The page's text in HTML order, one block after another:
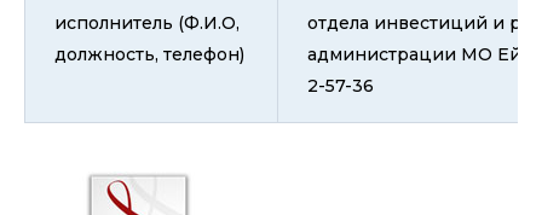
исполнитель (Ф.И.О,
должность, телефон)
отдела инвестиций и
администрации МО
2-57-36